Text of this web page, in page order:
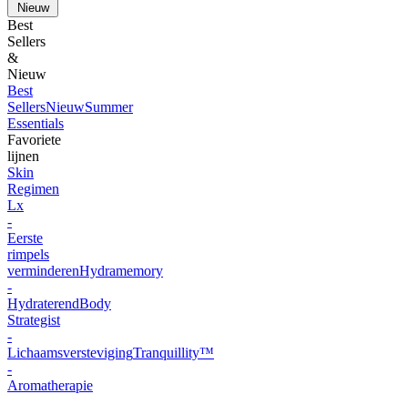
Nieuw
Best
Sellers
&
Nieuw
Best
SellersNieuwSummer
Essentials
Favoriete
lijnen
Skin
Regimen
Lx
-
Eerste
rimpels
verminderenHydramemory
-
HydraterendBody
Strategist
-
LichaamsverstevigingTranquillity™
-
Aromatherapie